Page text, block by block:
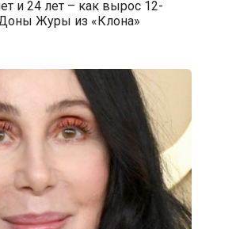
и 24 лет – как вырос 12-
Журы из «Клона»